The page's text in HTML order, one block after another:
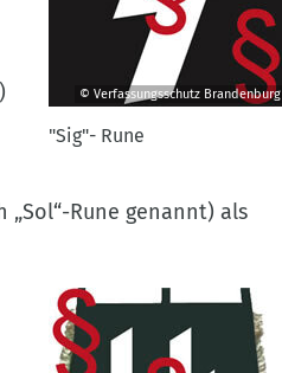
Rune
Verfassungsschutz
© Verfassungsschutz Brandenburg
"Sig"- Rune
)
Rune genannt) als